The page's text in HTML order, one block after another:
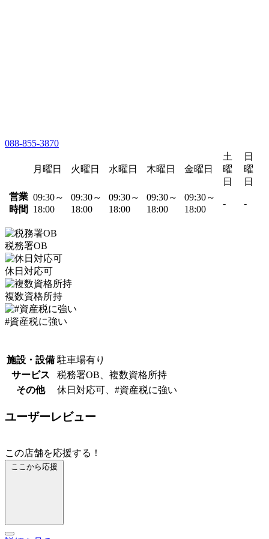
088-855-3870
月曜日 火曜日 水曜日 木曜日 金曜日
土
曜
日
日
曜
日
営業
時間
09:30～
18:00
09:30～
18:00
09:30～
18:00
09:30～
18:00
09:30～
18:00
- -
税務署OB
休日対応可
複数資格所持
#資産税に強い
施設・設備 駐車場有り
サービス
税務署OB、複数資格所持
その他
休日対応可、#資産税に強い
ユーザーレビュー
この店舗を応援する！
ここから応援